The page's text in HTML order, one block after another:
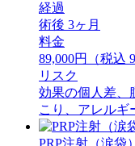
経過
術後 3ヶ月
料金
89,000円（税込
リスク
効果の個人差、
こり、アレルギ